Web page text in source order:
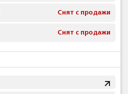
Снят с продажи
Снят с продажи